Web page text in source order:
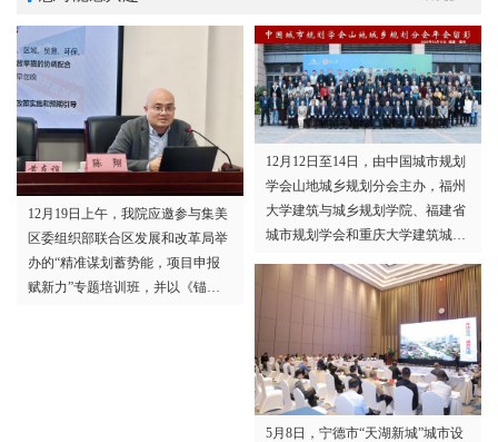
12月19日上午，我院应邀参与集美
区委组织部联合区发展和改革局举
办的“精准谋划蓄势能，项目申报
赋新力”专题培训班，并以《锚
12月12日至14日，由中国城市规划
学会山地城乡规划分会主办，福州
大学建筑与城乡规划学院、福建省
城市规划学会和重庆大学建筑城规
会山地城乡规划分会年会在福建福
州召开。厦门大学规划设计研究院
积极组织专业技术人员参加年会并
在相关论坛进行专题报告和学术交
流。
5月8日，宁德市“天湖新城”城市设